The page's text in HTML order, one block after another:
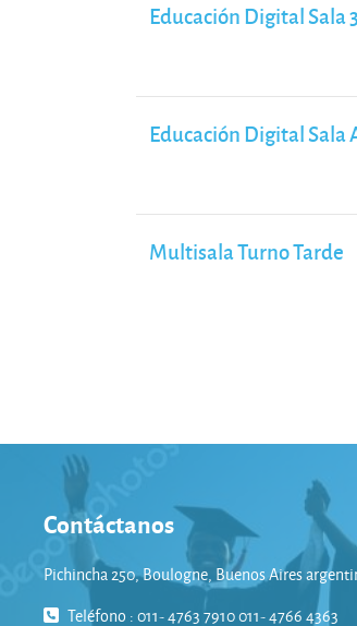
Educación Digital Sala
Educación Digital Sala
Multisala Turno Tarde
Contáctanos
Pichincha 250, Boulogne, Buenos Aires
Teléfono : 011- 4763 7910 011- 4766 4363